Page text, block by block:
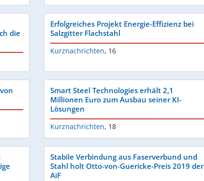
die
Erfolgreiches Projekt Energie-Effizienz bei
Salzgitter Flachstahl
Kurznachrichten, 16
Smart Steel Technologies erhält 2,1
Millionen Euro zum Ausbau seiner KI-
Lösungen
Kurznachrichten, 18
Stabile Verbindung aus Faserverbund und
Stahl holt Otto-von-Guericke-Preis 2019 der
AiF